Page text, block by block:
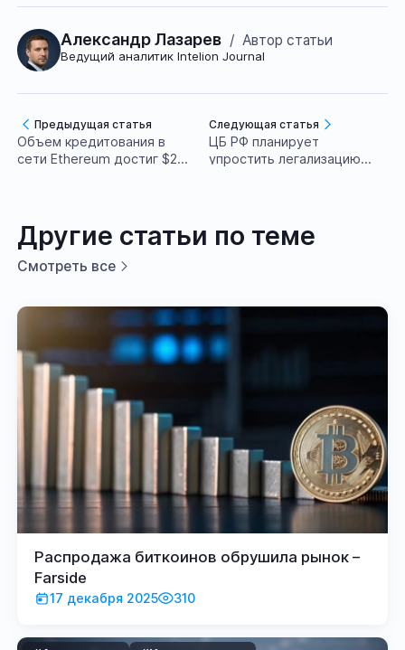
Александр Лазарев / Автор статьи
Ведущий аналитик Intelion Journal
Предыдущая статья
Объем кредитования в
сети Ethereum достиг $28
Следующая статья
ЦБ РФ планирует
упростить легализацию
Другие статьи по теме
Смотреть все
17 декабря 2025 310
Распродажа биткоинов обрушила рынок –
Farside